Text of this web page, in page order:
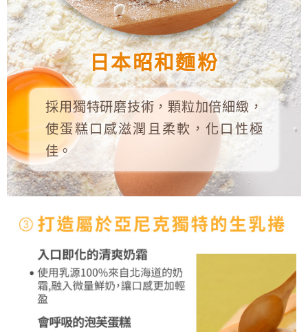
日本昭和麵粉
採用獨特研磨技術，顆粒加倍細緻，
使蛋糕口感滋潤且柔軟，化口性極
佳。